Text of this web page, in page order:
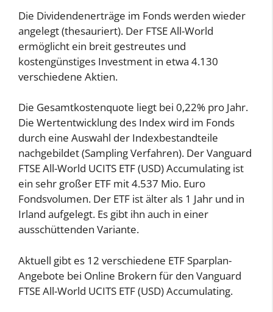
Die Dividendenerträge im Fonds werden wieder
angelegt (thesauriert). Der FTSE All-World
ermöglicht ein breit gestreutes und
kostengünstiges Investment in etwa 4.130
verschiedene Aktien.
Die Gesamtkostenquote liegt bei 0,22% pro Jahr.
Die Wertentwicklung des Index wird im Fonds
durch eine Auswahl der Indexbestandteile
nachgebildet (Sampling Verfahren). Der Vanguard
FTSE All-World UCITS ETF (USD) Accumulating ist
ein sehr großer ETF mit 4.537 Mio. Euro
Fondsvolumen. Der ETF ist älter als 1 Jahr und in
Irland aufgelegt. Es gibt ihn auch in einer
ausschüttenden Variante.
Aktuell gibt es 12 verschiedene ETF Sparplan-
Angebote bei Online Brokern für den Vanguard
FTSE All-World UCITS ETF (USD) Accumulating.